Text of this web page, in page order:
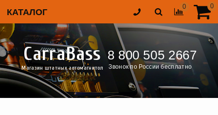
КАТАЛОГ
0 0
CarraBass
Магазин штатных автомагнитол
8 800 505 2667
Звонок по России бесплатно